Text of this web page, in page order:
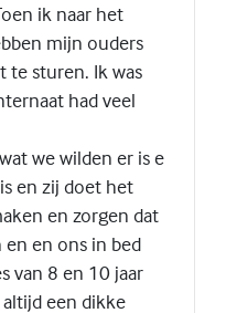
ik naar het
mijn ouders
te sturen. Ik was
had veel
we wilden er is e
en zij doet het
en zorgen dat
en ons in bed
van 8 en 10 jaar
een dikke